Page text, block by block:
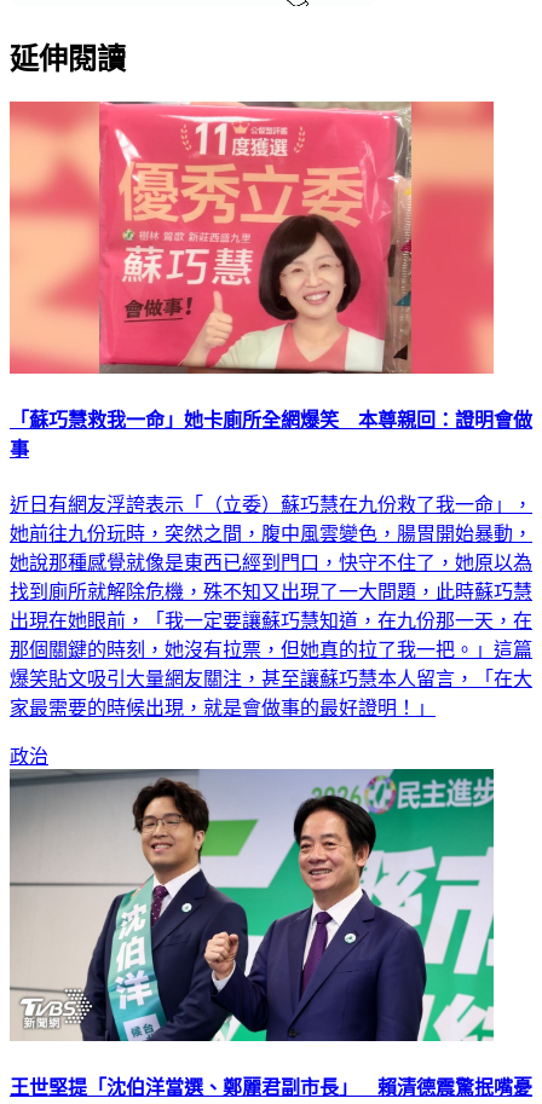
「蘇巧慧救我一命」她卡廁所全網爆笑 本尊親回：證明會做
近日有網友浮誇表示「（立委）蘇巧慧在九份救了我一命」，
她前往九份玩時，突然之間，腹中風雲變色，腸胃開始暴動，
她說那種感覺就像是東西已經到門口，快守不住了，她原以為
找到廁所就解除危機，殊不知又出現了一大問題，此時蘇巧慧
出現在她眼前，「我一定要讓蘇巧慧知道，在九份那一天，在
那個關鍵的時刻，她沒有拉票，但她真的拉了我一把。」這篇
爆笑貼文吸引大量網友關注，甚至讓蘇巧慧本人留言，「在大
政治